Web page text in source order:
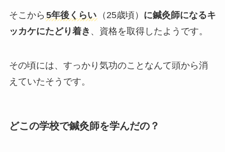
そこから 5年後くらい （25歳頃） に鍼灸師になるキ
ッカケにたどり着き 、資格を取得したようです。
その頃には、すっかり気功のことなんて頭から消
えていたそうです。
どこの学校で鍼灸師を学んだの？